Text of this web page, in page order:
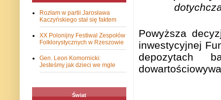
Powyższa
inwestycyjnej
depozytach
Rozłam w partii Jarosława
Kaczyńskiego stał się faktem
XX Polonijny Festiwal Zespołów
Folklorystycznych w Rzeszowie
Gen. Leon Komornicki:
Jesteśmy jak dzieci we mgle
Świat